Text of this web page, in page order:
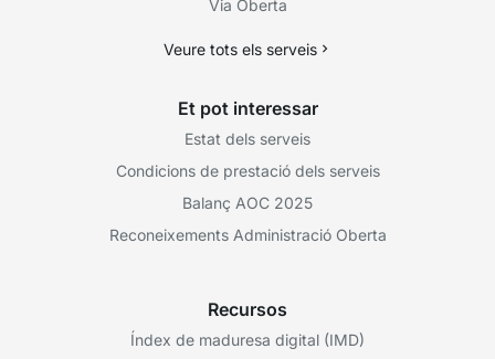
Via Oberta
Veure tots els serveis
Et pot interessar
Estat dels serveis
Condicions de prestació dels serveis
Balanç AOC 2025
Reconeixements Administració Oberta
Recursos
Índex de maduresa digital (IMD)